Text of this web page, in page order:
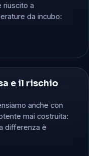
riuscito a
da incubo:
e il rischio
anche con
mai costruita:
differenza è